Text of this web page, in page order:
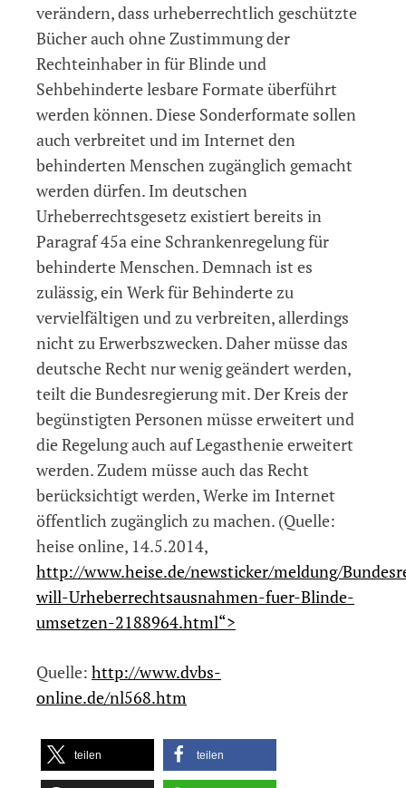
verändern, dass urheberrechtlich geschützte
Bücher auch ohne Zustimmung der
Rechteinhaber in für Blinde und
Sehbehinderte lesbare Formate überführt
werden können. Diese Sonderformate sollen
auch verbreitet und im Internet den
behinderten Menschen zugänglich gemacht
werden dürfen. Im deutschen
Urheberrechtsgesetz existiert bereits in
Paragraf 45a eine Schrankenregelung für
behinderte Menschen. Demnach ist es
zulässig, ein Werk für Behinderte zu
vervielfältigen und zu verbreiten, allerdings
nicht zu Erwerbszwecken. Daher müsse das
deutsche Recht nur wenig geändert werden,
teilt die Bundesregierung mit. Der Kreis der
begünstigten Personen müsse erweitert und
die Regelung auch auf Legasthenie erweitert
werden. Zudem müsse auch das Recht
berücksichtigt werden, Werke im Internet
öffentlich zugänglich zu machen. (Quelle:
heise online, 14.5.2014,
http://www.heise.de/newsticker/meldung/
will-Urheberrechtsausnahmen-fuer-Blinde-
umsetzen-2188964.html“>
Quelle: http://www.dvbs-
online.de/nl568.htm
teilen teilen